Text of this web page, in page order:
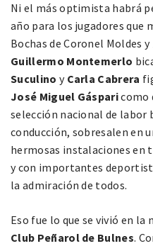
Ni el más optimista habrá
año para los jugadores que
Bochas de Coronel Moldes
Guillermo Montemerlo
Suculino y Carla Cabrera
José Miguel Gásparicomo
selección nacional de labor
conducción, sobresalen en
hermosas instalaciones en
y con importantes
la admiración de todos.
Eso fue lo que se vivió en la
Club Peñarol de Bulnes.